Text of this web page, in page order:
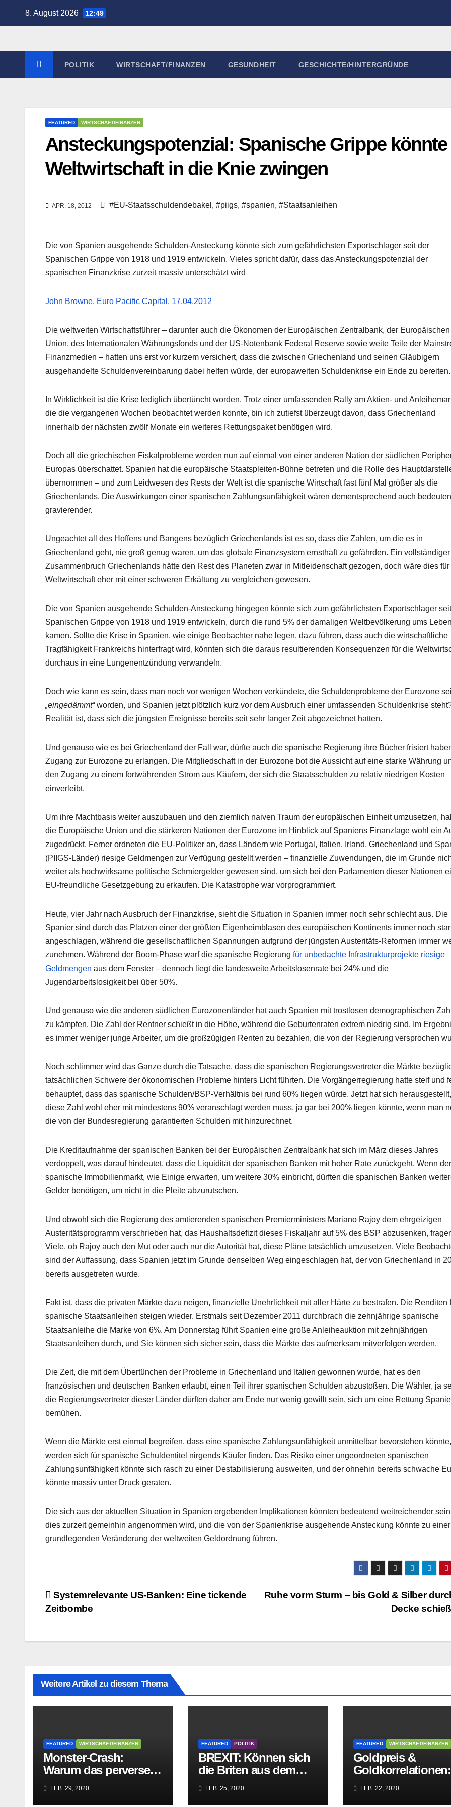
8. August 2026 12:49
POLITIK WIRTSCHAFT/FINANZEN GESUNDHEIT GESCHICHTE/HINTERGRÜNDE
FEATURED WIRTSCHAFT/FINANZEN
Ansteckungspotenzial: Spanische Grippe könnte
Weltwirtschaft in die Knie zwingen
APR. 18, 2012 #EU-Staatsschuldendebakel , #piigs, #spanien, #Staatsanleihen
Die von Spanien ausgehende Schulden-Ansteckung könnte sich zum gefährlichsten Exportschlager seit der
Spanischen Grippe von 1918 und 1919 entwickeln. Vieles spricht dafür, dass das Ansteckungspotenzial der
spanischen Finanzkrise zurzeit massiv unterschätzt wird
John Browne, Euro Pacific Capital, 17.04.2012
Die weltweiten Wirtschaftsführer – darunter auch die Ökonomen der Europäischen Zentralbank, der Europäischen
Union, des Internationalen Währungsfonds und der US-Notenbank Federal Reserve sowie weite Teile der
Finanzmedien – hatten uns erst vor kurzem versichert, dass die zwischen Griechenland und seinen Gläubigern
ausgehandelte Schuldenvereinbarung dabei helfen würde, der europaweiten Schuldenkrise ein Ende zu bereiten.
In Wirklichkeit ist die Krise lediglich übertüncht worden. Trotz einer umfassenden Rally am Aktien- und
die die vergangenen Wochen beobachtet werden konnte, bin ich zutiefst überzeugt davon, dass Griechenland
innerhalb der nächsten zwölf Monate ein weiteres Rettungspaket benötigen wird.
Doch all die griechischen Fiskalprobleme werden nun auf einmal von einer anderen Nation der südlichen
Europas überschattet. Spanien hat die europäische Staatspleiten-Bühne betreten und die Rolle des
übernommen – und zum Leidwesen des Rests der Welt ist die spanische Wirtschaft fast fünf Mal größer als die
Griechenlands. Die Auswirkungen einer spanischen Zahlungsunfähigkeit wären dementsprechend auch
gravierender.
Ungeachtet all des Hoffens und Bangens bezüglich Griechenlands ist es so, dass die Zahlen, um die es in
Griechenland geht, nie groß genug waren, um das globale Finanzsystem ernsthaft zu gefährden. Ein vollständiger
Zusammenbruch Griechenlands hätte den Rest des Planeten zwar in Mitleidenschaft gezogen, doch wäre dies
Weltwirtschaft eher mit einer schweren Erkältung zu vergleichen gewesen.
Die von Spanien ausgehende Schulden-Ansteckung hingegen könnte sich zum gefährlichsten Exportschlager
Spanischen Grippe von 1918 und 1919 entwickeln, durch die rund 5% der damaligen Weltbevölkerung ums Leben
kamen. Sollte die Krise in Spanien, wie einige Beobachter nahe legen, dazu führen, dass auch die wirtschaftliche
Tragfähigkeit Frankreichs hinterfragt wird, könnten sich die daraus resultierenden Konsequenzen für die
durchaus in eine Lungenentzündung verwandeln.
Doch wie kann es sein, dass man noch vor wenigen Wochen verkündete, die Schuldenprobleme der Eurozone
„eingedämmt“worden, und Spanien jetzt plötzlich kurz vor dem Ausbruch einer umfassenden Schuldenkrise
Realität ist, dass sich die jüngsten Ereignisse bereits seit sehr langer Zeit abgezeichnet hatten.
Und genauso wie es bei Griechenland der Fall war, dürfte auch die spanische Regierung ihre Bücher frisiert
Zugang zur Eurozone zu erlangen. Die Mitgliedschaft in der Eurozone bot die Aussicht auf eine starke Währung
den Zugang zu einem fortwährenden Strom aus Käufern, der sich die Staatsschulden zu relativ niedrigen Kosten
einverleibt.
Um ihre Machtbasis weiter auszubauen und den ziemlich naiven Traum der europäischen Einheit umzusetzen,
die Europäische Union und die stärkeren Nationen der Eurozone im Hinblick auf Spaniens Finanzlage wohl ein
zugedrückt. Ferner ordneten die EU-Politiker an, dass Ländern wie Portugal, Italien, Irland, Griechenland und
(PIIGS-Länder) riesige Geldmengen zur Verfügung gestellt werden – finanzielle Zuwendungen, die im Grunde
weiter als hochwirksame politische Schmiergelder gewesen sind, um sich bei den Parlamenten dieser Nationen
EU-freundliche Gesetzgebung zu erkaufen. Die Katastrophe war vorprogrammiert.
Heute, vier Jahr nach Ausbruch der Finanzkrise, sieht die Situation in Spanien immer noch sehr schlecht aus. Die
Spanier sind durch das Platzen einer der größten Eigenheimblasen des europäischen Kontinents immer noch
angeschlagen, während die gesellschaftlichen Spannungen aufgrund der jüngsten Austeritäts-Reformen immer
zunehmen. Während der Boom-Phase warf die spanische Regierung für unbedachte Infrastrukturprojekte riesige
Geldmengen aus dem Fenster – dennoch liegt die landesweite Arbeitslosenrate bei 24% und die
Jugendarbeitslosigkeit bei über 50%.
Und genauso wie die anderen südlichen Eurozonenländer hat auch Spanien mit trostlosen demographischen
zu kämpfen. Die Zahl der Rentner schießt in die Höhe, während die Geburtenraten extrem niedrig sind. Im
es immer weniger junge Arbeiter, um die großzügigen Renten zu bezahlen, die von der Regierung versprochen
Noch schlimmer wird das Ganze durch die Tatsache, dass die spanischen Regierungsvertreter die Märkte
tatsächlichen Schwere der ökonomischen Probleme hinters Licht führten. Die Vorgängerregierung hatte steif und
behauptet, dass das spanische Schulden/BSP-Verhältnis bei rund 60% liegen würde. Jetzt hat sich
diese Zahl wohl eher mit mindestens 90% veranschlagt werden muss, ja gar bei 200% liegen könnte, wenn man
die von der Bundesregierung garantierten Schulden mit hinzurechnet.
Die Kreditaufnahme der spanischen Banken bei der Europäischen Zentralbank hat sich im März dieses Jahres
verdoppelt, was darauf hindeutet, dass die Liquidität der spanischen Banken mit hoher Rate zurückgeht. Wenn der
spanische Immobilienmarkt, wie Einige erwarten, um weitere 30% einbricht, dürften die spanischen Banken
Gelder benötigen, um nicht in die Pleite abzurutschen.
Und obwohl sich die Regierung des amtierenden spanischen Premierministers Mariano Rajoy dem ehrgeizigen
Austeritätsprogramm verschrieben hat, das Haushaltsdefizit dieses Fiskaljahr auf 5% des BSP abzusenken,
Viele, ob Rajoy auch den Mut oder auch nur die Autorität hat, diese Pläne tatsächlich umzusetzen. Viele
sind der Auffassung, dass Spanien jetzt im Grunde denselben Weg eingeschlagen hat, der von Griechenland in
bereits ausgetreten wurde.
Fakt ist, dass die privaten Märkte dazu neigen, finanzielle Unehrlichkeit mit aller Härte zu bestrafen. Die Renditen
spanische Staatsanleihen steigen wieder. Erstmals seit Dezember 2011 durchbrach die zehnjährige spanische
Staatsanleihe die Marke von 6%. Am Donnerstag führt Spanien eine große Anleiheauktion mit zehnjährigen
Staatsanleihen durch, und Sie können sich sicher sein, dass die Märkte das aufmerksam mitverfolgen werden.
Die Zeit, die mit dem Übertünchen der Probleme in Griechenland und Italien gewonnen wurde, hat es den
französischen und deutschen Banken erlaubt, einen Teil ihrer spanischen Schulden abzustoßen. Die Wähler, ja
die Regierungsvertreter dieser Länder dürften daher am Ende nur wenig gewillt sein, sich um eine Rettung
bemühen.
Wenn die Märkte erst einmal begreifen, dass eine spanische Zahlungsunfähigkeit unmittelbar bevorstehen könnte,
werden sich für spanische Schuldentitel nirgends Käufer finden. Das Risiko einer ungeordneten spanischen
Zahlungsunfähigkeit könnte sich rasch zu einer Destabilisierung ausweiten, und der ohnehin bereits schwache
könnte massiv unter Druck geraten.
Die sich aus der aktuellen Situation in Spanien ergebenden Implikationen könnten bedeutend weitreichender
dies zurzeit gemeinhin angenommen wird, und die von der Spanienkrise ausgehende Ansteckung könnte zu einer
grundlegenden Veränderung der weltweiten Geldordnung führen.
Beitragsnavigation
Ruhe vorm Sturm – bis Gold & Silber
Decke
Systemrelevante US-Banken: Eine tickende
Zeitbombe
Weitere Artikel zu diesem Thema
FEATURED WIRTSCHAFT/FINANZEN
Monster-Crash:
Warum das perverse
Lügengebäude der
Sozialisten in sich
FEB. 29, 2020
FEATURED POLITIK
BREXIT: Können sich
die Briten aus dem
Würgegriff der
parasitären EU-Mafia
FEB. 25, 2020
FEATURED WIRTSCHAFT/FINANZEN
Goldpreis &
Goldkorrelationen:
Warum man die
Goldpreisanalyse
FEB. 22, 2020